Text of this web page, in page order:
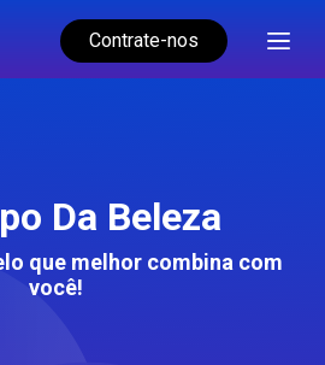
Contrate-nos
Da Beleza
que melhor combina com
você!